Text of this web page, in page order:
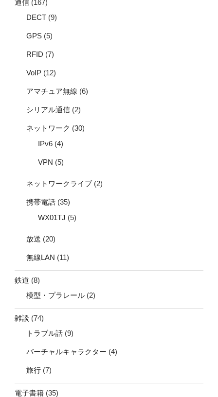
通信 (167)
DECT (9)
GPS (5)
RFID (7)
VoIP (12)
アマチュア無線 (6)
シリアル通信 (2)
ネットワーク (30)
IPv6 (4)
VPN (5)
ネットワークライブ (2)
携帯電話 (35)
WX01TJ (5)
放送 (20)
無線LAN (11)
鉄道 (8)
模型・プラレール (2)
雑談 (74)
トラブル話 (9)
バーチャルキャラクター (4)
旅行 (7)
電子書籍 (35)